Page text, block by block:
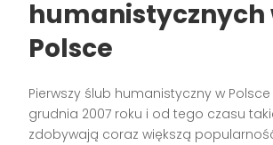
humanistycznych
Polsce
Pierwszy ślub humanistyczny w Polsce
grudnia 2007 roku i od tego czasu
zdobywają coraz większą